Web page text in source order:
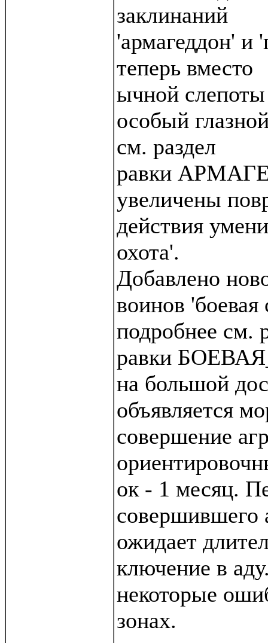
заклинаний
'армагеддон' и
теперь вместо
ычной
особый
см. раздел
равки
увеличены
действия
охота'.
Добавлено
воинов 'боевая
подробнее см.
равки
на большой
объявляется
совершение
ок - 1 месяц.
совершившего
ожидает
ключение в
некоторые
зонах.